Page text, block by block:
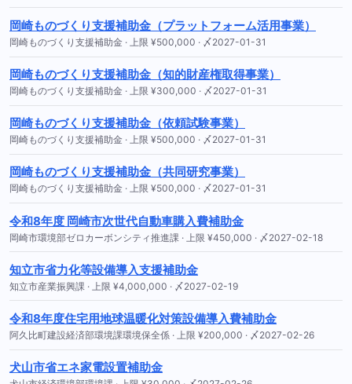
岡崎ものづくり支援補助金（プラットフォーム活用事業）
岡崎ものづくり支援補助金 · 上限 ¥500,000 · 〆2027-01-31
岡崎ものづくり支援補助金（知的財産権取得事業）
岡崎ものづくり支援補助金 · 上限 ¥300,000 · 〆2027-01-31
岡崎ものづくり支援補助金（依頼試験事業）
岡崎ものづくり支援補助金 · 上限 ¥500,000 · 〆2027-01-31
岡崎ものづくり支援補助金（共同研究事業）
岡崎ものづくり支援補助金 · 上限 ¥500,000 · 〆2027-01-31
令和8年度 岡崎市次世代自動車購入費補助金
岡崎市環境部ゼロカーボンシティ推進課 · 上限 ¥450,000 · 〆2027-02-18
知立市省力化等設備導入支援補助金
知立市産業振興課 · 上限 ¥4,000,000 · 〆2027-02-19
令和8年度住宅用地球温暖化対策設備導入費補助金
阿久比町建設経済部環境課環境保全係 · 上限 ¥200,000 · 〆2027-02-26
犬山市省エネ家電設置補助金